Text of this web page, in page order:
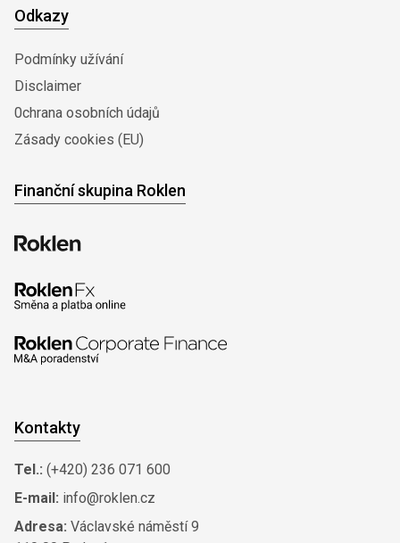
Odkazy
Podmínky užívání
Disclaimer
0chrana osobních údajů
Zásady cookies (EU)
Finanční skupina Roklen
Kontakty
Tel.: (+420) 236 071 600
E-mail: info@roklen.cz
Adresa: Václavské náměstí 9